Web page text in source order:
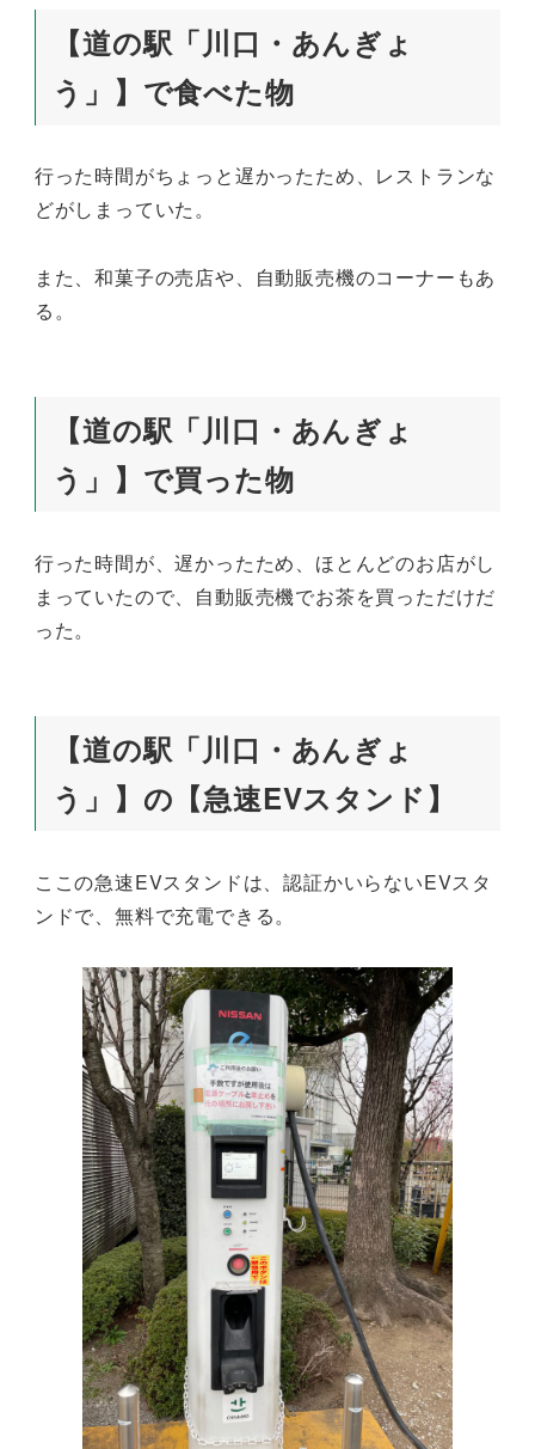
【道の駅「川口・あんぎょ
う」】で食べた物
行った時間がちょっと遅かったため、レストランな
どがしまっていた。
また、和菓子の売店や、自動販売機のコーナーもあ
る。
【道の駅「川口・あんぎょ
う」】で買った物
行った時間が、遅かったため、ほとんどのお店がし
まっていたので、自動販売機でお茶を買っただけだ
った。
【道の駅「川口・あんぎょ
う」】の【急速EVスタンド】
ここの急速EVスタンドは、認証かいらないEVスタ
ンドで、無料で充電できる。